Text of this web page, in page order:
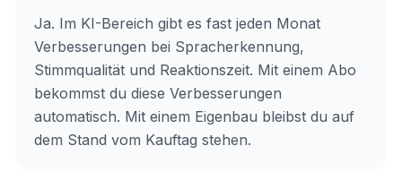
Ja. Im KI-Bereich gibt es fast jeden Monat
Verbesserungen bei Spracherkennung,
Stimmqualität und Reaktionszeit. Mit einem Abo
bekommst du diese Verbesserungen
automatisch. Mit einem Eigenbau bleibst du auf
dem Stand vom Kauftag stehen.